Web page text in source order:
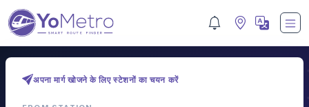
अपना मार्ग खोजने के लिए स्टेशनों का चयन करें